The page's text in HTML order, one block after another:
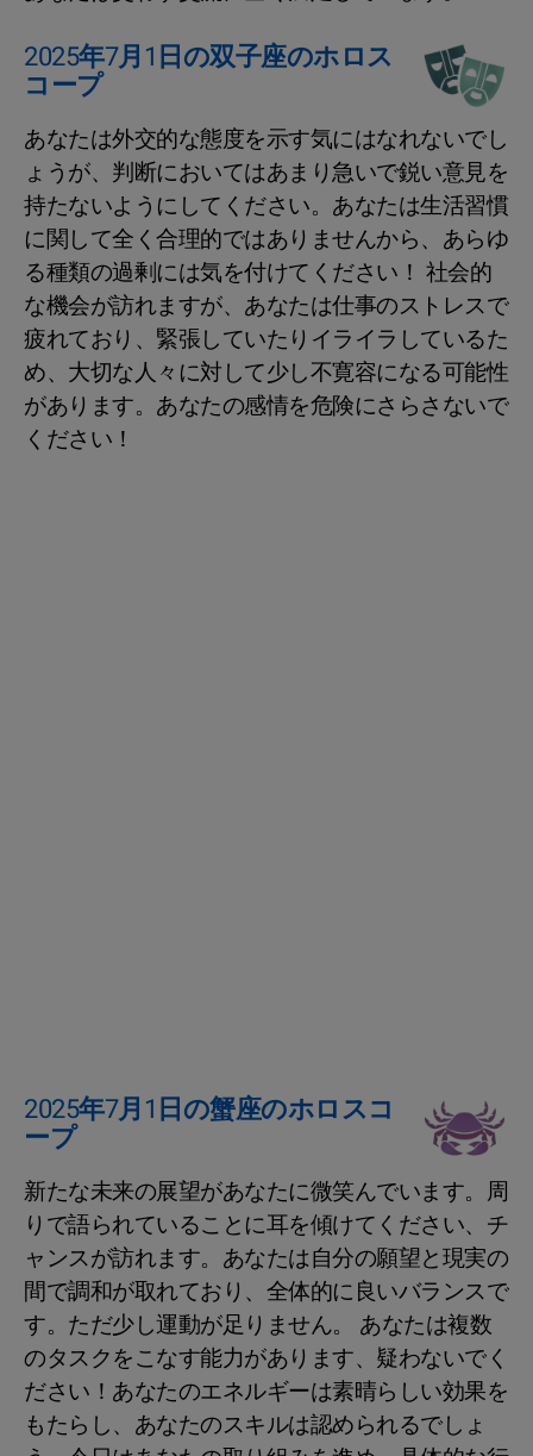
2025年7月1日の双子座のホロス
コープ
あなたは外交的な態度を示す気にはなれないでし
ょうが、判断においてはあまり急いで鋭い意見を
持たないようにしてください。あなたは生活習慣
に関して全く合理的ではありませんから、あらゆ
る種類の過剰には気を付けてください！ 社会的
な機会が訪れますが、あなたは仕事のストレスで
疲れており、緊張していたりイライラしているた
め、大切な人々に対して少し不寛容になる可能性
があります。あなたの感情を危険にさらさないで
ください！
2025年7月1日の蟹座のホロスコ
ープ
新たな未来の展望があなたに微笑んでいます。周
りで語られていることに耳を傾けてください、チ
ャンスが訪れます。あなたは自分の願望と現実の
間で調和が取れており、全体的に良いバランスで
す。ただ少し運動が足りません。 あなたは複数
のタスクをこなす能力があります、疑わないでく
ださい！あなたのエネルギーは素晴らしい効果を
もたらし、あなたのスキルは認められるでしょ